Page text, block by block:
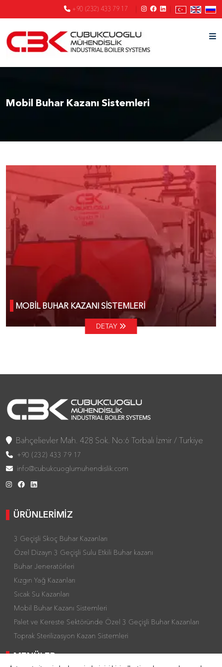
+90 (232) 433 79 17
Mobil Buhar Kazanı Sistemleri
MOBİL BUHAR KAZANI SİSTEMLERİ
DETAY
Bahçelievler Mah. 428 Sok. No:6 Torbalı İzmir / Turkiye
+90 (232) 433 79 17
info@cubukcuoglumuhendislik.com
ÜRÜNLERİMİZ
3 Geçişli Skoç Buhar Kazanları
Özel Dizayn 3 Geçişli Sulu Etkili Buhar kazanı
Buhar Jeneratörleri
Kızgın Yağ Kazanları
Sıcak Su Kazanları
Mobil Buhar Kazanı Sistemleri
Palet ve Kereste Sektöründe Özel 3 Geçişli Buhar Kazanları
Toprak Sterilizasyon Kazan Sistemleri
MENÜLER